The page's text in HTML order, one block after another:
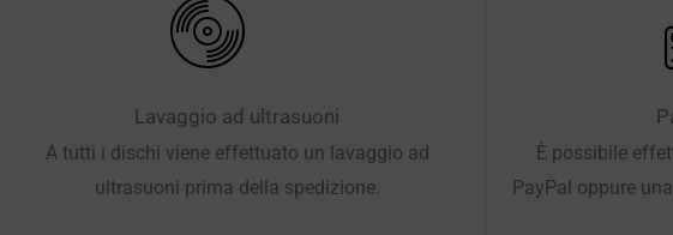
Lavaggio ad ultrasuoni
A tutti i dischi viene effettuato un lavaggio ad
ultrasuoni prima della spedizione.
È possibile
PayPal oppure